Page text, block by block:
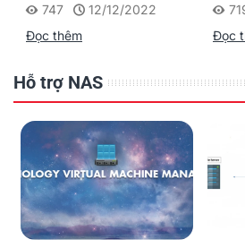
kiệm chi phí cho
doanh nghiệp vừa và
747
12/12/2022
Đọc thêm
nhỏ
Đọc
Hỗ trợ NAS